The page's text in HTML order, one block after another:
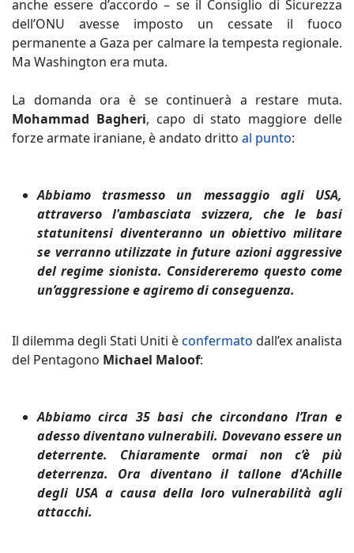
anche essere d’accordo – se il Consiglio di Sicurezza
dell’ONU avesse imposto un cessate il fuoco
permanente a Gaza per calmare la tempesta regionale.
Ma Washington era muta.
La domanda ora è se continuerà a restare muta.
Mohammad Bagheri, capo di stato maggiore delle
forze armate iraniane, è andato dritto al punto:
Abbiamo trasmesso un messaggio agli USA,
attraverso l'ambasciata svizzera, che le basi
statunitensi diventeranno un obiettivo militare
se verranno utilizzate in future azioni aggressive
del regime sionista. Considereremo questo come
un’aggressione e agiremo di conseguenza.
Il dilemma degli Stati Uniti èconfermato dall’ex analista
del Pentagono Michael Maloof:
Abbiamo circa 35 basi che circondano l’Iran e
adesso diventano vulnerabili. Dovevano essere un
deterrente. Chiaramente ormai non c’è più
deterrenza. Ora diventano il tallone d'Achille
degli USA a causa della loro vulnerabilità agli
attacchi.